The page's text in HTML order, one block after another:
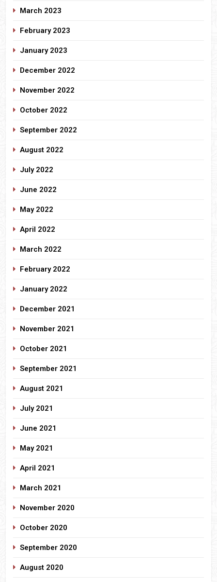
March 2023
February 2023
January 2023
December 2022
November 2022
October 2022
September 2022
August 2022
July 2022
June 2022
May 2022
April 2022
March 2022
February 2022
January 2022
December 2021
November 2021
October 2021
September 2021
August 2021
July 2021
June 2021
May 2021
April 2021
March 2021
November 2020
October 2020
September 2020
August 2020